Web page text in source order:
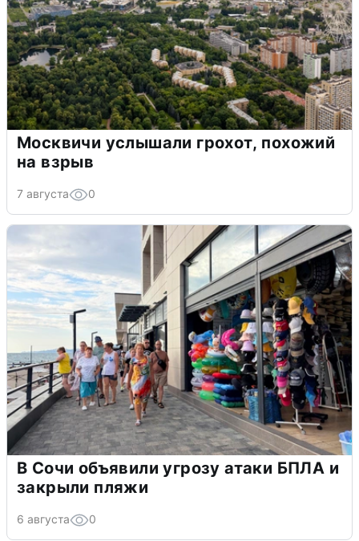
Москвичи услышали грохот, похожий
на взрыв
7 августа 0
В Сочи объявили угрозу атаки БПЛА и
закрыли пляжи
6 августа 0